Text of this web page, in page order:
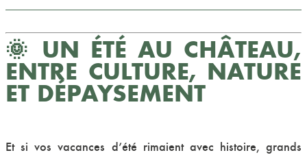
🌞 UN ÉTÉ AU CHÂTEAU,
ENTRE CULTURE, NATURE
ET DÉPAYSEMENT
Et si vos vacances d’été rimaient avec histoire, grands